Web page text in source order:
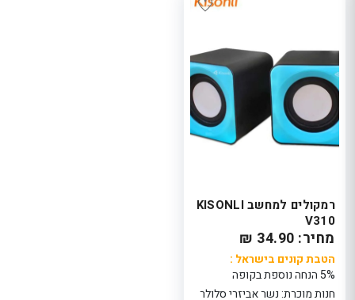
רמקולים למחשב KISONLI
V310
מחיר: 34.90 ₪
הטבת קונים בישראל :
5% הנחה נוספת בקופה
חנות מוכרת: נשר אביזרי סלולר